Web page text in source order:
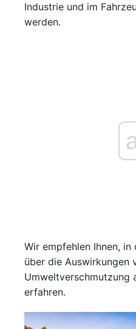
Industrie und im
werden.
Wir empfehlen Ihnen,
über die Auswirkungen
Umweltverschmutzung
erfahren.